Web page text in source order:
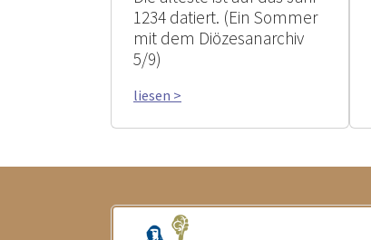
1234 datiert. (Ein Sommer
mit dem Diözesanarchiv
5/9)
liesen >